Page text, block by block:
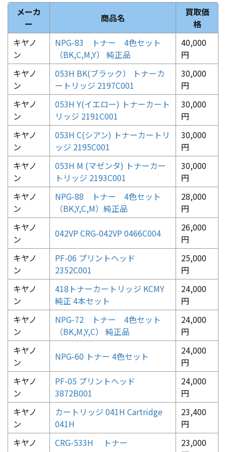
メーカ
ー
商品名
買取価
格
キヤノ
ン
NPG-83 トナー 4色セット
（BK,C,M,Y） 純正品
40,000
円
キヤノ
ン
053H BK(ブラック） トナーカ
ートリッジ 2197C001
30,000
円
キヤノ
ン
053H Y(イエロー) トナーカート
リッジ 2191C001
30,000
円
キヤノ
ン
053H C(シアン) トナーカートリ
ッジ 2195C001
30,000
円
キヤノ
ン
053H M (マゼンタ) トナーカー
トリッジ 2193C001
30,000
円
キヤノ
ン
NPG-88 トナー 4色セット
（BK,Y,C,M）純正品
28,000
円
キヤノ
ン
042VP CRG-042VP 0466C004
26,000
円
キヤノ
ン
PF-06 プリントヘッド
2352C001
25,000
円
キヤノ
ン
418トナーカートリッジ KCMY
純正 4本セット
24,000
円
キヤノ
ン
NPG-72 トナー 4色セット
（BK,M,Y,C） 純正品
24,000
円
キヤノ
ン
NPG-60 トナー 4色セット
24,000
円
キヤノ
ン
PF-05 プリントヘッド
3872B001
24,000
円
キヤノ
ン
カートリッジ 041H Cartridge
041H
23,400
円
キヤノ
CRG-533H トナー
23,000